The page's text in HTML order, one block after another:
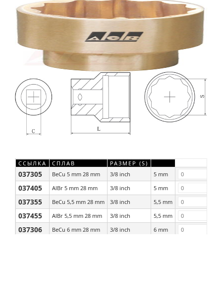
ССЫЛКА СПЛАВ РАЗМЕР (S)
037305 BeCu 5 mm 28 mm 3/8 inch 5 mm
037405 AlBr 5 mm 28 mm 3/8 inch 5 mm
037355 BeCu 5,5 mm 28 mm 3/8 inch 5,5 mm
037455 AlBr 5,5 mm 28 mm 3/8 inch 5,5 mm
037306 BeCu 6 mm 28 mm 3/8 inch 6 mm